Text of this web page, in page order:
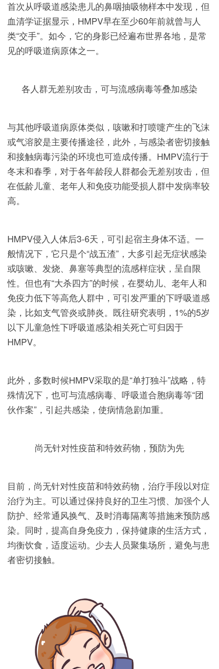
首次从呼吸道感染患儿的鼻咽抽吸物样本中发现，但
血清学证据显示，HMPV早在至少60年前就曾与人
类“交手”。如今，它的身影已经遍布世界各地，是常
见的呼吸道病原体之一。
各人群无差别攻击，可与流感病毒等叠加感染
与其他呼吸道病原体类似，咳嗽和打喷嚏产生的飞沫
或气溶胶是主要传播途径，此外，与感染者密切接触
和接触病毒污染的环境也可造成传播。HMPV流行于
冬末和春季，对于各年龄段人群都会无差别攻击，但
在低龄儿童、老年人和免疫功能受损人群中发病率较
高。
HMPV侵入人体后3-6天，可引起宿主身体不适。一
般情况下，它只是个“战五渣”，大多引起无症状感染
或咳嗽、发烧、鼻塞等典型的流感样症状，呈自限
性。但也有“大杀四方”的时候，在婴幼儿、老年人和
免疫力低下等高危人群中，可引发严重的下呼吸道感
染，比如支气管炎或肺炎。既往研究表明，1%的5岁
以下儿童急性下呼吸道感染相关死亡可归因于
HMPV。
此外，多数时候HMPV采取的是“单打独斗”战略，特
殊情况下，也可与流感病毒、呼吸道合胞病毒等“团
伙作案”，引起共感染，使病情急剧加重。
尚无针对性疫苗和特效药物，预防为先
目前，尚无针对性疫苗和特效药物，治疗手段以对症
治疗为主。可以通过保持良好的卫生习惯、加强个人
防护、经常通风换气、及时消毒隔离等措施来预防感
染。同时，提高自身免疫力，保持健康的生活方式，
均衡饮食，适度运动。少去人员聚集场所，避免与患
者密切接触。